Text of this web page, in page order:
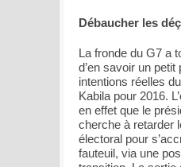
Débaucher les
La fronde du G7 a
d’en savoir un
intentions réelles
Kabila pour 2016.
en effet que le
cherche à retarder
électoral pour
fauteuil, via une